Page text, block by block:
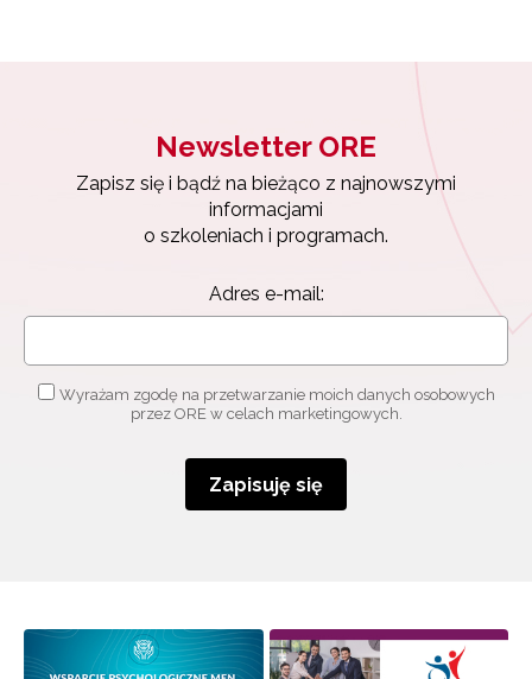
Newsletter ORE
Zapisz się i bądź na bieżąco z najnowszymi
informacjami
o szkoleniach i programach.
Adres e-mail:
Wyrażam zgodę na przetwarzanie moich danych osobowych
przez ORE w celach marketingowych.
Zapisuję się